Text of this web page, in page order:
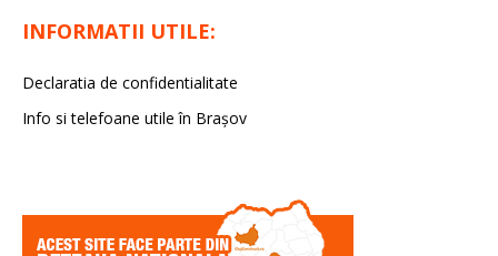
INFORMATII UTILE:
Declaratia de confidentialitate
Info si telefoane utile în Braşov